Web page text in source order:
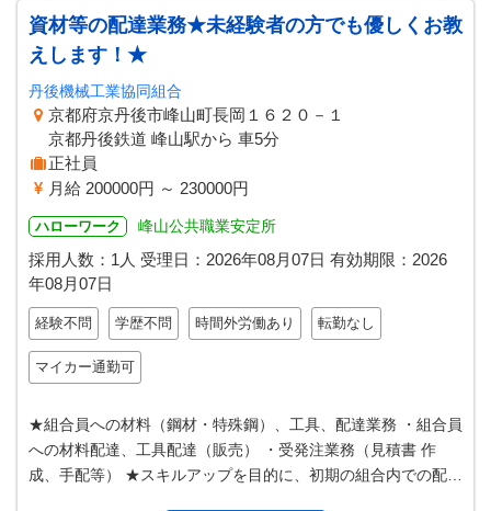
資材等の配達業務★未経験者の方でも優しくお教
えします！★
丹後機械工業協同組合
京都府京丹後市峰山町長岡１６２０－１
京都丹後鉄道 峰山駅から 車5分
正社員
月給 200000円 ～ 230000円
ハローワーク 峰山公共職業安定所
採用人数：1人 受理日： 2026年08月07日 有効期限： 2026
年08月07日
経験不問 学歴不問 時間外労働あり 転勤なし
マイカー通勤可
★組合員への材料（鋼材・特殊鋼）、工具、配達業務 ・組合員
への材料配達、工具配達（販売） ・受発注業務（見積書 作
成、手配等） ★スキルアップを目的に、初期の組合内での配属